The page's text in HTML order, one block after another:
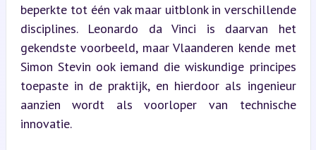
beperkte tot één vak maar uitblonk in verschillende
disciplines. Leonardo da Vinci is daarvan het
gekendste voorbeeld, maar Vlaanderen kende met
Simon Stevin ook iemand die wiskundige principes
toepaste in de praktijk, en hierdoor als ingenieur
aanzien wordt als voorloper van technische
innovatie.